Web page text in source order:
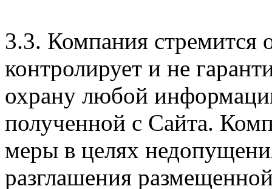
3.3. Компания стремится
контролирует и не
охрану любой
полученной с Сайта.
меры в целях
разглашения